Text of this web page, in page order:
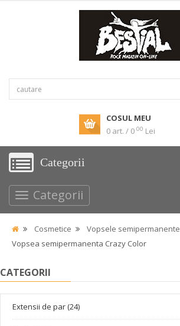
COSUL MEU
0 art. / 0 00 Lei
Categorii
Categorii
Cosmetice
Vopsele semipermanente
Vopsea semipermanenta Crazy Color
CATEGORII
Extensii de par (24)